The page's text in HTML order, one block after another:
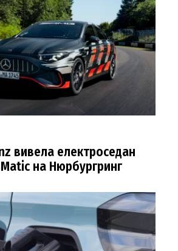
вивела електроседан
на Нюрбургринг